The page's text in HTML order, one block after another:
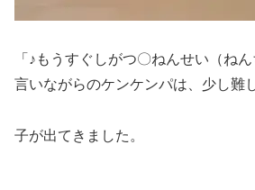
「♪もうすぐしがつ〇ねんせい（ね
言いながらのケンケンパは、少し難
子が出てきました。